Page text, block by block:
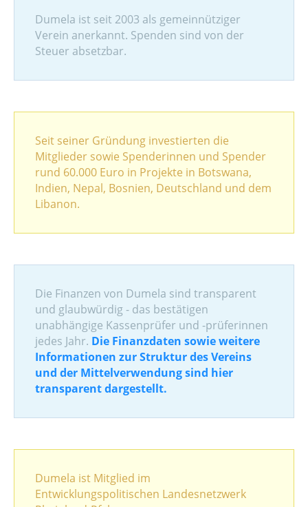
Dumela ist seit 2003 als gemeinnütziger
Verein anerkannt. Spenden sind von der
Steuer absetzbar.
Seit seiner Gründung investierten die
Mitglieder sowie Spenderinnen und Spender
rund 60.000 Euro in Projekte in Botswana,
Indien, Nepal, Bosnien, Deutschland und dem
Libanon.
Die Finanzen von Dumela sind transparent
und glaubwürdig - das bestätigen
unabhängige Kassenprüfer und -prüferinnen
jedes Jahr. Die Finanzdaten sowie weitere
Informationen zur Struktur des Vereins
und der Mittelverwendung sind hier
transparent dargestellt.
Dumela ist Mitglied im
Entwicklungspolitischen Landesnetzwerk